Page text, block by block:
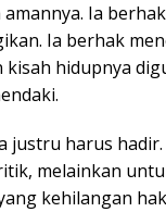
Ia
Ia berhak
kisah hidupnya
justru harus
melainkan
kehilangan